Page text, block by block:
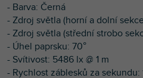
- Barva: Černá
- Zdroj světla (horní a dolní
- Zdroj světla (střední strobo
- Úhel paprsku: 70°
- Svítivost: 5486 lx @ 1 m
- Rychlost záblesků za sekundu: